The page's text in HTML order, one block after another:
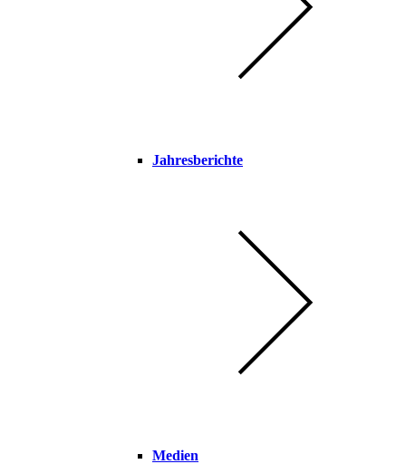
Jahresberichte
Medien